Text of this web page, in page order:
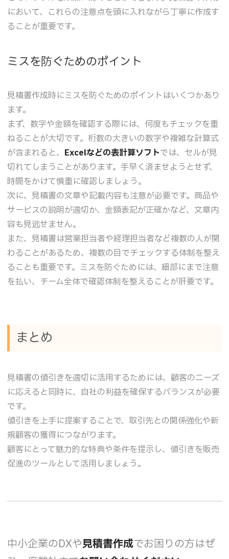
において、これらの注意点を頭に入れながら丁寧に作成す
ることが重要です。
ミスを防ぐためのポイント
見積書作成時にミスを防ぐためのポイントはいくつかあり
ます。
まず、数字や金額を確認する際には、何度もチェックを重
ねることが大切です。桁数の大きいの数字や複雑な計算式
が含まれると、 Excelなどの表計算ソフトでは、セルが見
切れてしまうことがあります。手早く済ませようとせず、
時間をかけて慎重に確認しましょう。
次に、見積書の文章や記載内容も注意が必要です。商品や
サービスの説明が適切か、金額表記が正確かなど、文章内
容も見逃せません。
また、見積書は営業担当者や経理担当者など複数の人が関
わることがあるため、複数の目でチェックする体制を整え
ることも重要です。ミスを防ぐためには、細部にまで注意
を払い、チーム全体で確認体制を整えることが肝要です。
まとめ
見積書の値引きを適切に活用するためには、顧客のニーズ
に応えると同時に、自社の利益を確保するバランスが必要
です。
値引きを上手に提案することで、取引先との関係強化や新
規顧客の獲得につながります。
顧客にとって魅力的な特典や条件を提示し、値引きを販売
促進のツールとして活用しましょう。
中小企業のDXや見積書作成でお困りの方はぜ